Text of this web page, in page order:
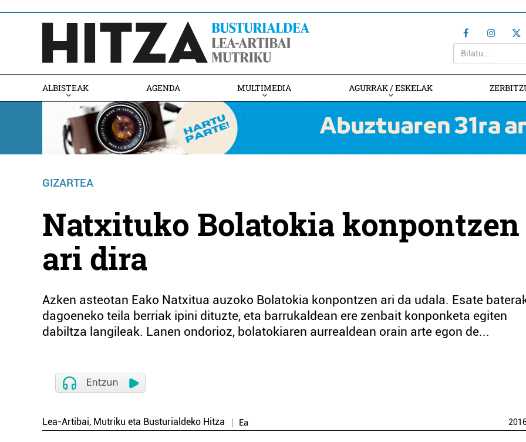
ALBISTEAK AGENDA MULTIMEDIA AGURRAK / ESKELAK
GIZARTEA
Natxituko Bolatokia konpontzen
ari dira
Azken asteotan Eako Natxitua auzoko Bolatokia konpontzen ari da udala. Esate
dagoeneko teila berriak ipini dituzte, eta barrukaldean ere zenbait konponketa egiten
dabiltza langileak. Lanen ondorioz, bolatokiaren aurrealdean orain arte egon de...
Lea-Artibai, Mutriku eta Busturialdeko Hitza Ea